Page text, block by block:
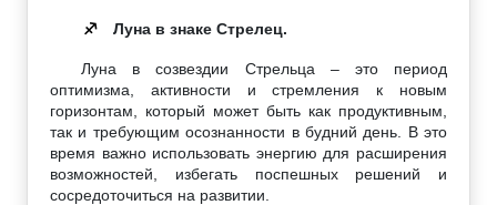
♐ Луна в знаке Стрелец.
Луна в созвездии Стрельца – это период
оптимизма, активности и стремления к новым
горизонтам, который может быть как продуктивным,
так и требующим осознанности в будний день. В это
время важно использовать энергию для расширения
возможностей, избегать поспешных решений и
сосредоточиться на развитии.